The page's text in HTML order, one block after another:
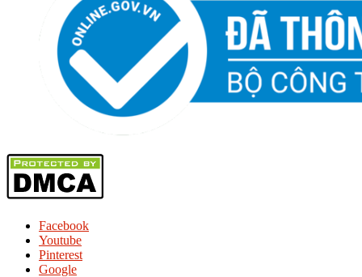
Facebook
Youtube
Pinterest
Google